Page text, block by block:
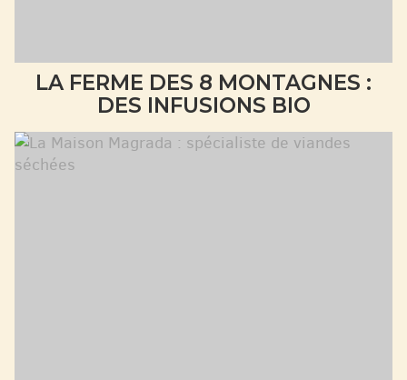
LA FERME DES 8 MONTAGNES :
DES INFUSIONS BIO